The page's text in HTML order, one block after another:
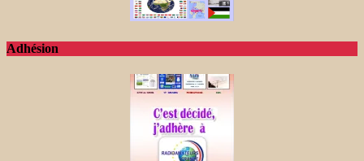
Adhésion